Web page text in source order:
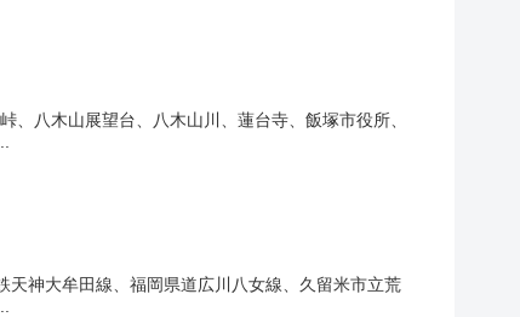
八木山展望台、八木山川、蓮台寺、飯塚市役所、
神大牟田線、福岡県道広川八女線、久留米市立荒